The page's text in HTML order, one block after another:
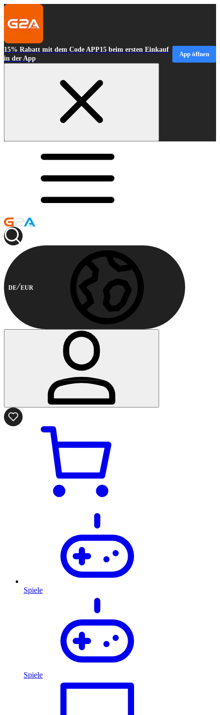
15% Rabatt mit dem Code APP15 beim ersten Einkauf
in der App
App öffnen
DE EUR
Spiele
Spiele